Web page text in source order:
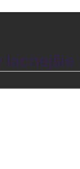
lacnejšie